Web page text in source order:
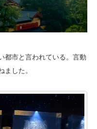
都市と言われている。言動
ました。